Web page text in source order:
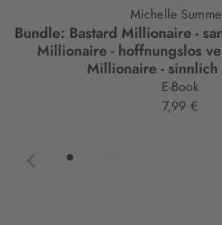
Michelle
Bundle: Bastard Millionaire -
Millionaire - hoffnungslos
Millionaire -
E-Book
7,99 €